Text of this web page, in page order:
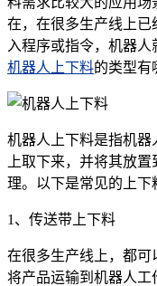
在，在很多生产线上
入程序或指令，机器人
机器人上下料的类型有
机器人上下料是指机
上取下来，并将其放
理。以下是常见的上下
1、传送带上下料
在很多生产线上，都
将产品运输到机器人